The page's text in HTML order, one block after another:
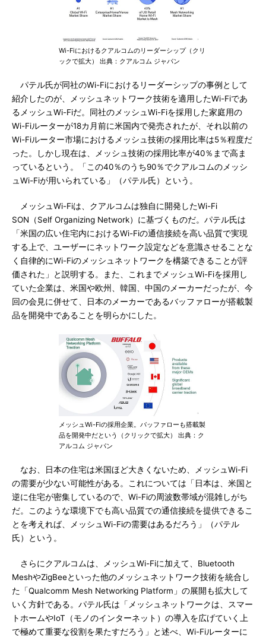
Wi-Fiにおけるクアルコムのリーダーシップ（クリ
ックで拡大） 出典：クアルコム ジャパン
パテル氏が同社のWi-Fiにおけるリーダーシップの事例として
紹介したのが、メッシュネットワーク技術を適用したWi-Fiであ
るメッシュWi-Fiだ。同社のメッシュWi-Fiを採用した家庭用の
Wi-Fiルーターが18カ月前に米国内で発売されたが、それ以前の
Wi-Fiルーター市場におけるメッシュ技術の採用比率は5％程度だ
った。しかし現在は、メッシュ技術の採用比率が40％まで高ま
っているという。「この40％のうち90％でクアルコムのメッシ
ュWi-Fiが用いられている」（パテル氏）という。
メッシュWi-Fiは、クアルコムは独自に開発したWi-Fi
SON（Self Organizing Network）に基づくものだ。パテル氏は
「米国の広い住宅内におけるWi-Fiの通信接続を高い品質で実現
する上で、ユーザーにネットワーク設定などを意識させることな
く自律的にWi-Fiのメッシュネットワークを構築できることが評
価された」と説明する。また、これまでメッシュWi-Fiを採用し
ていた企業は、米国や欧州、韓国、中国のメーカーだったが、今
回の会見に併せて、日本のメーカーであるバッファローが搭載製
品を開発中であることを明らかにした。
メッシュWi-Fiの採用企業。バッファローも搭載製
品を開発中だという（クリックで拡大） 出典：ク
アルコム ジャパン
なお、日本の住宅は米国ほど大きくないため、メッシュWi-Fi
の需要が少ない可能性がある。これについては「日本は、米国と
逆に住宅が密集しているので、Wi-Fiの周波数帯域が混雑しがち
だ。このような環境下でも高い品質での通信接続を提供できるこ
とを考えれば、メッシュWi-Fiの需要はあるだろう」（パテル
氏）という。
さらにクアルコムは、メッシュWi-Fiに加えて、Bluetooth
MeshやZigBeeといった他のメッシュネットワーク技術を統合し
た「Qualcomm Mesh Networking Platform」の展開も拡大して
いく方針である。パテル氏は「メッシュネットワークは、スマー
トホームやIoT（モノのインターネット）の導入を広げていく上
で極めて重要な役割を果たすだろう」と述べ、Wi-Fiルーターに